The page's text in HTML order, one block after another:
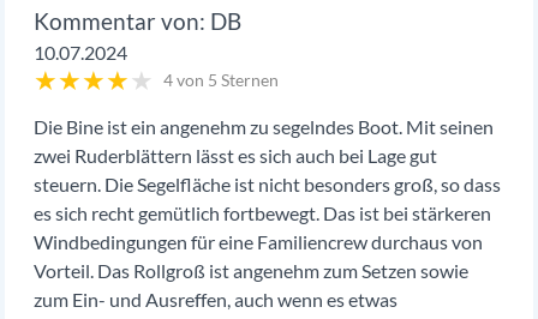
DB
10.07.2024
★★★★★ 4 von 5 Sternen
Die Bine ist ein angenehm zu segelndes Boot. Mit seinen
zwei Ruderblättern lässt es sich auch bei Lage gut
steuern. Die Segelfläche ist nicht besonders groß, so dass
es sich recht gemütlich fortbewegt. Das ist bei stärkeren
Windbedingungen für eine Familiencrew durchaus von
Vorteil. Das Rollgroß ist angenehm zum Setzen sowie
zum Ein- und Ausreffen, auch wenn es etwas